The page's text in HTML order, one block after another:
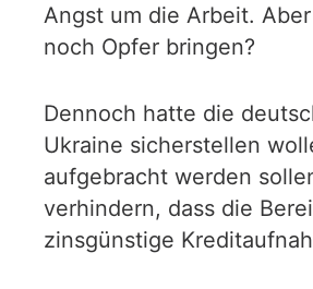
Angst um die Arbeit.
noch Opfer bringen?
Dennoch hatte die
Ukraine sicherstellen
aufgebracht werden
verhindern, dass die
zinsgünstige